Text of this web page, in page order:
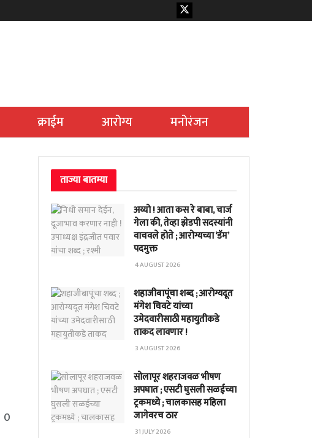
क्राईम आरोग्य मनोरंजन
0
ताज्या बातम्या
अय्यो ! आता कस रे बाबा, चार्ज
गेला की, तेव्हा झेडपी सदस्यांनी
वाचवले होते ; आरोग्यच्या ‘डॅम’
पदमुक्त
4 AUGUST 2026
शहाजीबापूंचा शब्द ; आरोग्यदूत
मंगेश चिवटे यांच्या
उमेदवारीसाठी महायुतीकडे
ताकद लावणार !
3 AUGUST 2026
सोलापूर शहराजवळ भीषण
अपघात ; एसटी घुसली सळईच्या
ट्रकमध्ये ; चालकासह महिला
जागेवरच ठार
31 JULY 2026